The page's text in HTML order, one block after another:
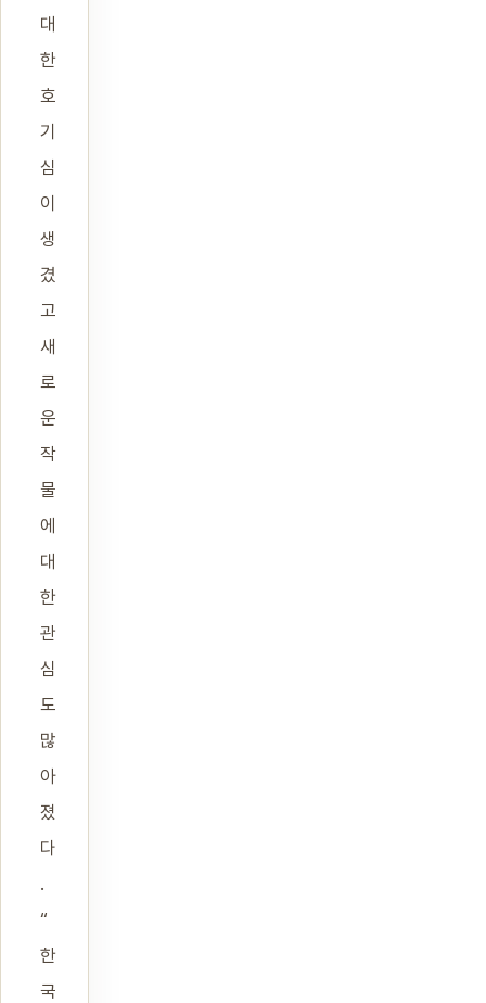
대
한
호
기
심
이
생
겼
고
새
로
운
작
물
에
대
한
관
심
도
많
아
졌
다
.
“
한
국